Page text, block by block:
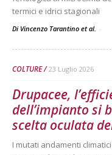
termici e idrici stagionali
Di Vincenzo Tarantino et al. -
COLTURE 23 Luglio 2026
Drupacee,
dell’impianto si
scelta oculata
I mutati andamenti